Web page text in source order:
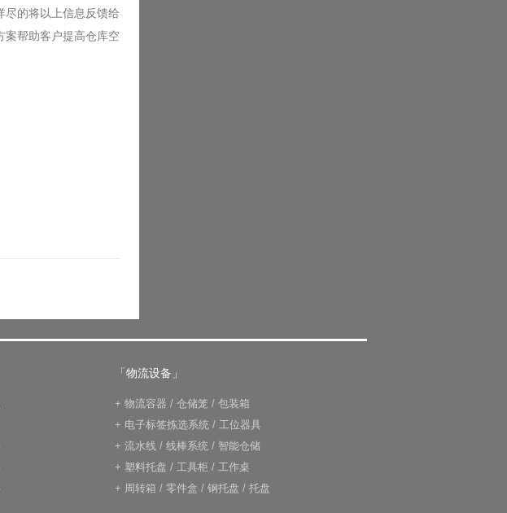
尽的将以上信息反馈给
案帮助客户提高仓库空
「物流设备」
+ 物流容器 / 仓储笼 / 包装箱
+ 电子标签拣选系统 / 工位器具
+ 流水线 / 线棒系统 / 智能仓储
+ 塑料托盘 / 工具柜 / 工作桌
+ 周转箱 / 零件盒 / 钢托盘 / 托盘